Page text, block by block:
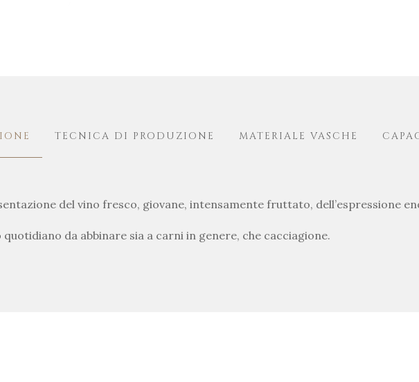
TECNICA DI PRODUZIONE MATERIALE VASCHE
del vino fresco, giovane, intensamente fruttato, dell’espressione
quotidiano da abbinare sia a carni in genere, che cacciagione.